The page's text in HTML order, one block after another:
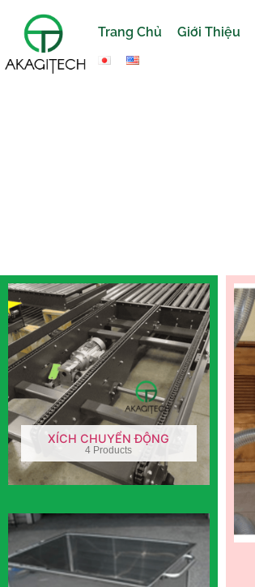
Trang Chủ Giới Thiệu
XÍCH CHUYỂN ĐỘNG
4 Products